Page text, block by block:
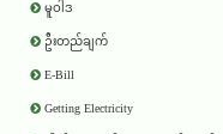
မူဝါဒ
ဦးတည်ချက်
E-Bill
Getting Electricity